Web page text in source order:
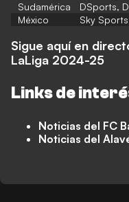
Sudamérica
DSports,
México
Sky Sports
Sigue aquí en
LaLiga 2024-25
Links de
Noticias del FC
Noticias del